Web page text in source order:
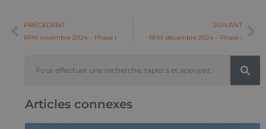
PRÉCÉDENT
RPM novembre 2024 – Phase I
SUIVANT
RPM décembre 2024 – Phase I
Articles connexes